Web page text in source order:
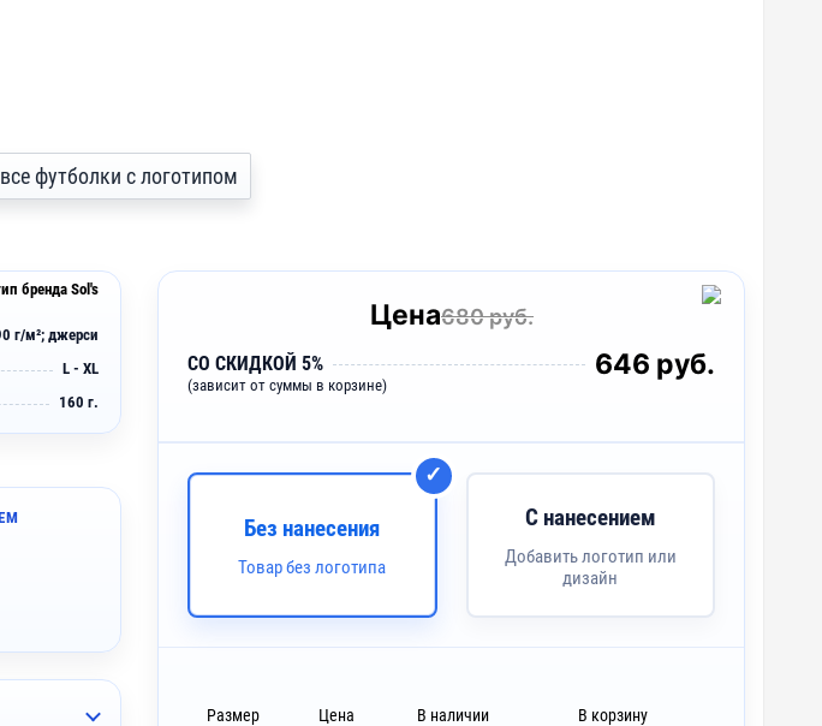
футболки с логотипом
г/м²; джерси
L - XL
160 г.
Цена680 руб.
СО СКИДКОЙ 5%
(зависит от суммы в корзине)
646 руб.
Без нанесения
Товар без логотипа
С нанесением
Добавить логотип или
дизайн
Размер Цена В наличии В корзину